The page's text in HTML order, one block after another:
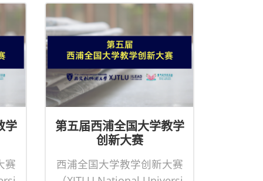
学
赛
第五届西浦全国大学教学
创新大赛
西浦全国大学教学创新大赛